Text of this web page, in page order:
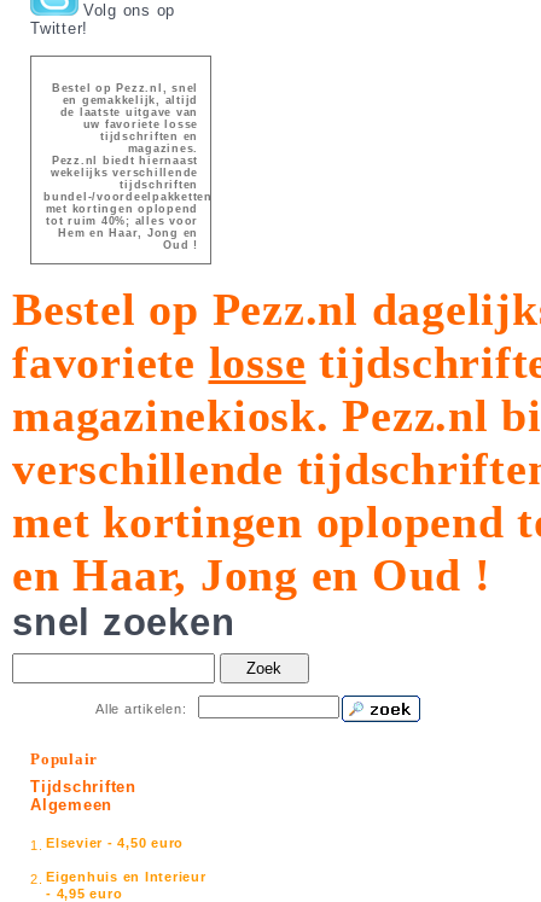
Volg ons op
Twitter!
Bestel op Pezz.nl, snel
en gemakkelijk, altijd
de laatste uitgave van
uw favoriete losse
tijdschriften en
magazines.
Pezz.nl biedt hiernaast
wekelijks verschillende
tijdschriften
bundel-/voordeelpakketten
met kortingen oplopend
tot ruim 40%; alles voor
Hem en Haar, Jong en
Oud !
Bestel op Pezz.nl
favoriete losse
magazinekiosk.Pezz.nl
verschillende
met kortingen oplopend
en Haar, Jong en Oud !
snel zoeken
Zoek
Alle artikelen:
Populair
Tijdschriften
Algemeen
1. Elsevier - 4,50 euro
2. Eigenhuis en Interieur
- 4,95 euro